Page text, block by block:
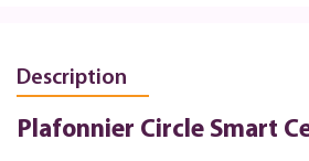
Description
Plafonnier Circle Smart